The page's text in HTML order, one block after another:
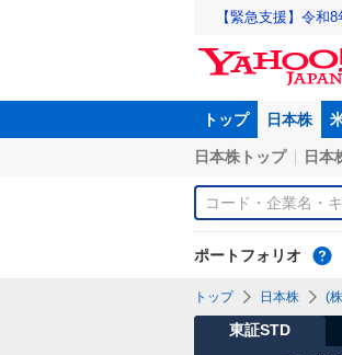
【緊急支援】令和
トップ 日本株
日本株トップ 日本
ポートフォリオ
トップ 日本株 (
東証STD